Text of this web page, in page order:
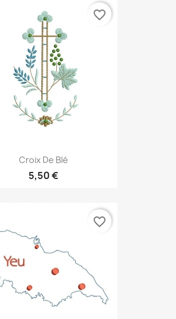
Croix De Blé
5,50 €
favorite_border
favorite_border